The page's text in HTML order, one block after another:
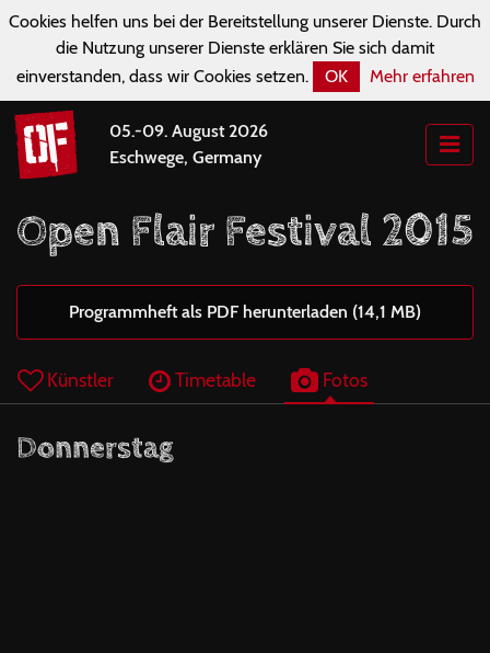
Cookies helfen uns bei der Bereitstellung unserer Dienste. Durch
die Nutzung unserer Dienste erklären Sie sich damit
einverstanden, dass wir Cookies setzen.
OK Mehr erfahren
05.-09. August 2026
Eschwege, Germany
Open Flair Festival 2015
Programmheft als PDF herunterladen (14,1 MB)
Künstler Timetable Fotos
Donnerstag